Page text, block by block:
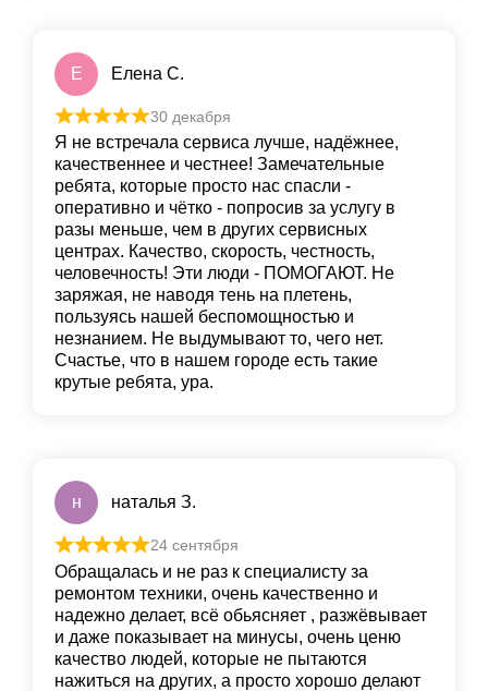
Е Елена С.
30 декабря
Я не встречала сервиса лучше, надёжнее,
качественнее и честнее! Замечательные
ребята, которые просто нас спасли -
оперативно и чётко - попросив за услугу в
разы меньше, чем в других сервисных
центрах. Качество, скорость, честность,
человечность! Эти люди - ПОМОГАЮТ. Не
заряжая, не наводя тень на плетень,
пользуясь нашей беспомощностью и
незнанием. Не выдумывают то, чего нет.
Счастье, что в нашем городе есть такие
крутые ребята, ура.
н наталья З.
24 сентября
Обращалась и не раз к специалисту за
ремонтом техники, очень качественно и
надежно делает, всё обьясняет , разжёвывает
и даже показывает на минусы, очень ценю
качество людей, которые не пытаются
нажиться на других, а просто хорошо делают